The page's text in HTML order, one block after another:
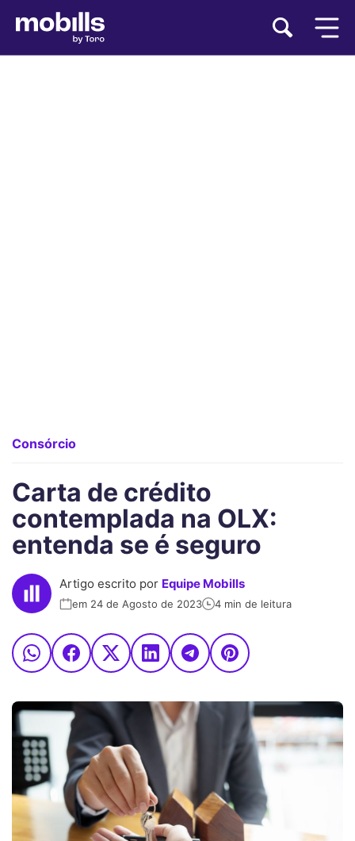
Consórcio
Carta de crédito
contemplada na OLX:
entenda se é seguro
Artigo escrito por Equipe Mobills
em 24 de Agosto de 2023 4 min de leitura